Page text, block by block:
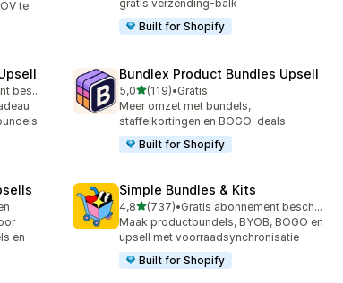
te
gratis verzending-balk
Built for Shopify
Gratis abonnement beschikbaar
Bundlex Product Bundles Upsell
5,0van 5 sterren
(119)
119 recensies in totaal
•Gratis
Meer omzet met bundels,
staffelkortingen en BOGO-deals
Built for Shopify
en
Simple Bundles & Kits
4,8van 5 sterren
(737)
737 recensies in totaal
•
Gratis abonnement beschikbaar
Maak productbundels, BYOB, BOGO en
upsell met voorraadsynchronisatie
Built for Shopify